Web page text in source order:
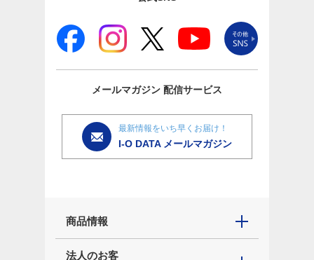
メールマガジン 配信サービス
最新情報をいち早くお届け！
I-O DATA メールマガジン
商品情報
法人のお客